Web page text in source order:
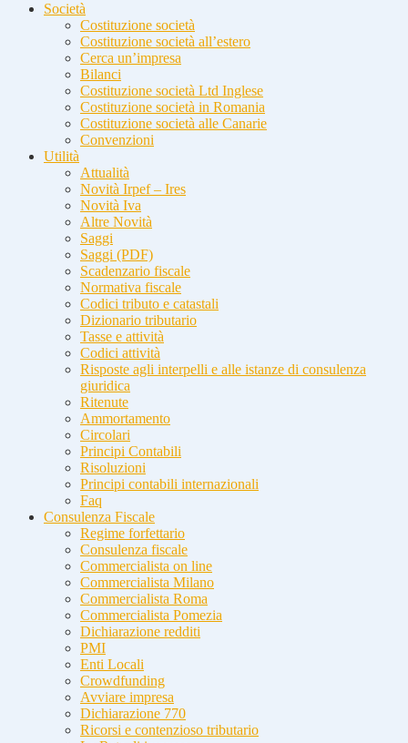
Società
Costituzione società
Costituzione società all’estero
Cerca un’impresa
Bilanci
Costituzione società Ltd Inglese
Costituzione società in Romania
Costituzione società alle Canarie
Convenzioni
Utilità
Attualità
Novità Irpef – Ires
Novità Iva
Altre Novità
Saggi
Saggi (PDF)
Scadenzario fiscale
Normativa fiscale
Codici tributo e catastali
Dizionario tributario
Tasse e attività
Codici attività
Risposte agli interpelli e alle istanze di consulenza
giuridica
Ritenute
Ammortamento
Circolari
Principi Contabili
Risoluzioni
Principi contabili internazionali
Faq
Consulenza Fiscale
Regime forfettario
Consulenza fiscale
Commercialista on line
Commercialista Milano
Commercialista Roma
Commercialista Pomezia
Dichiarazione redditi
PMI
Enti Locali
Crowdfunding
Avviare impresa
Dichiarazione 770
Ricorsi e contenzioso tributario